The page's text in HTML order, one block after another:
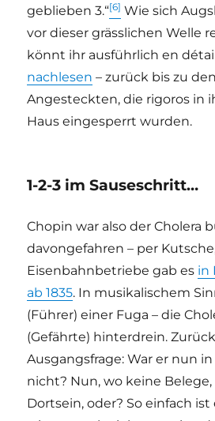
geblieben 3.“[6] Wie sich
vor dieser grässlichen Welle
könnt ihr ausführlich en
nachlesen – zurück bis zu
Angesteckten, die rigoros in
Haus eingesperrt wurden.
1-2-3 im Sauseschritt…
Chopin war also der Cholera
davongefahren – per
Eisenbahnbetriebe gab es in
ab 1835. In musikalischem
(Führer) einer Fuga – die
(Gefährte) hinterdrein.
Ausgangsfrage: War er nun
nicht? Nun, wo keine
Dortsein, oder? So einfach